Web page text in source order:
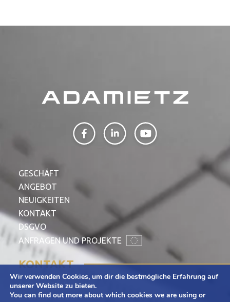
GESCHÄFT
ANGEBOT
NEUIGKEITEN
KONTAKT
DSGVO
ANFRAGEN UND PROJEKTE
KONTAKT
Adamietz S.A.
ul. Braci Prankel 1
Wir verwenden Cookies, um dir die bestmögliche Erfahrung auf
unserer Website zu bieten.
You can find out more about which cookies we are using or